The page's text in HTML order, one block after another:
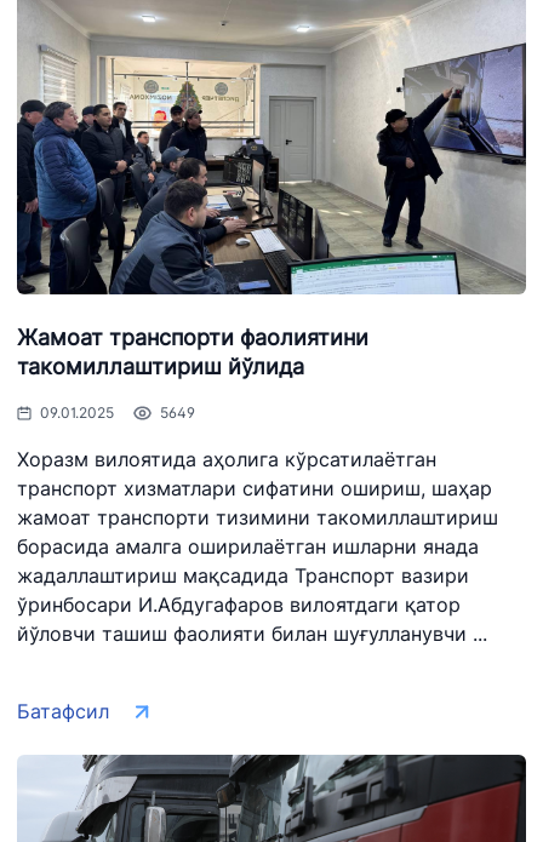
Жамоат транспорти фаолиятини
такомиллаштириш йўлида
09.01.2025 5649
Хоразм вилоятида аҳолига кўрсатилаётган
транспорт хизматлари сифатини ошириш, шаҳар
жамоат транспорти тизимини такомиллаштириш
борасида амалга оширилаётган ишларни янада
жадаллаштириш мақсадида Транспорт вазири
ўринбосари И.Абдугафаров вилоятдаги қатор
йўловчи ташиш фаолияти билан шуғулланувчи ...
Батафсил